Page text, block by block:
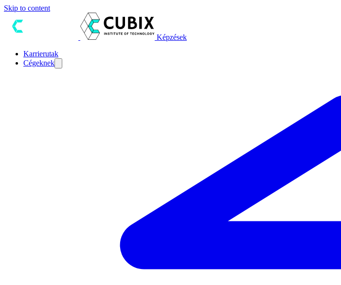
Skip to content
Képzések
Karrierutak
Cégeknek